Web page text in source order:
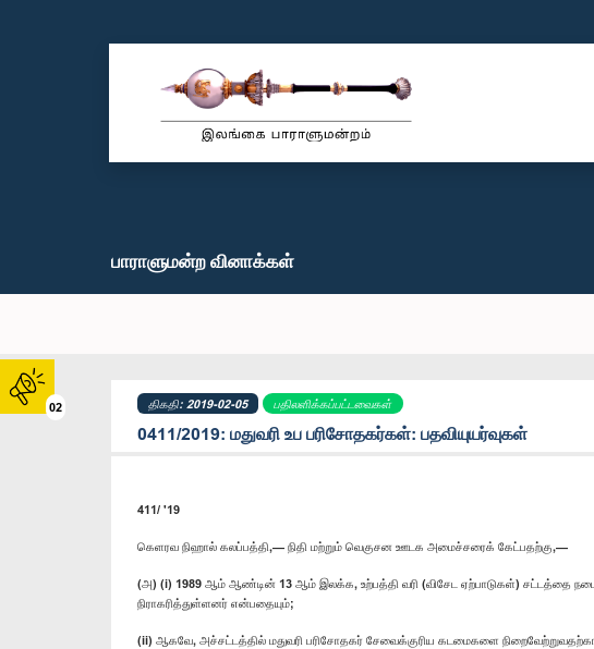
02
பாராளுமன்ற வினாக்கள்
திகதி: 2019-02-05 பதிலளிக்கப்பட்டவைகள்
0411/2019: மதுவரி உப பரிசோதகர்கள்: பதவியுயர்வுகள்
411/ '19
கெளரவ நிஹால் கலப்பத்தி,— நிதி மற்றும் வெகுசன ஊடக அமைச்சரைக் கேட்பதற்கு,—
(அ) (i) 1989 ஆம் ஆண்டின் 13 ஆம் இலக்க, உற்பத்தி வரி (விசேட ஏற்பாடுகள்) சட்டத்தை
நிராகரித்துள்ளனர் என்பதையும்;
(ii) ஆகவே, அச்சட்டத்தில் மதுவரி பரிசோதகர் சேவைக்குரிய கடமைகளை